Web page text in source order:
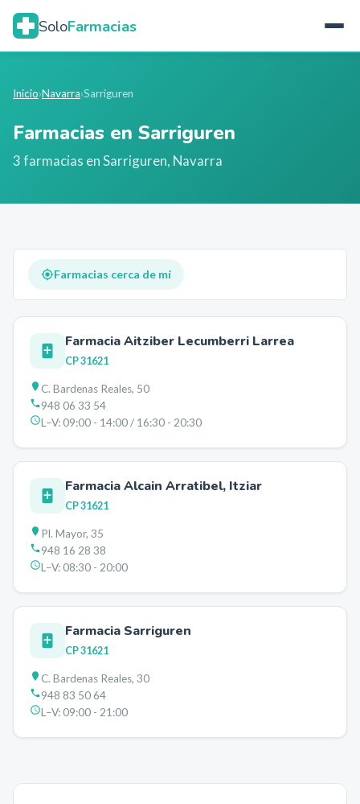
SoloFarmacias
Inicio›Navarra›Sarriguren
Farmacias en Sarriguren
3farmacias enSarriguren, Navarra
Farmacias cerca de mí
Farmacia Aitziber Lecumberri Larrea
CP31621
C. Bardenas Reales, 50
948 06 33 54
L–V:09:00 - 14:00 / 16:30 - 20:30
Farmacia Alcain Arratibel, Itziar
CP31621
Pl. Mayor, 35
948 16 28 38
L–V:08:30 - 20:00
Farmacia Sarriguren
CP31621
C. Bardenas Reales, 30
948 83 50 64
L–V:09:00 - 21:00